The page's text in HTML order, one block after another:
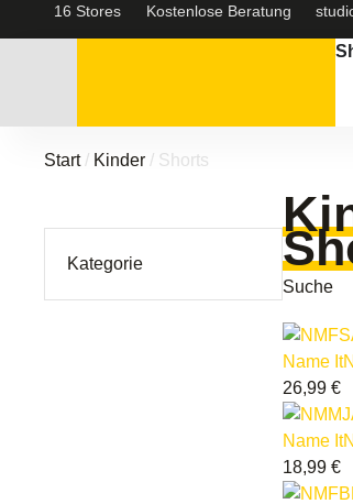
16 Stores Kostenlose Beratung
Start/ Kinder / Shorts
Kategorie
Suche
Name It
26,99 €
Name It
18,99 €